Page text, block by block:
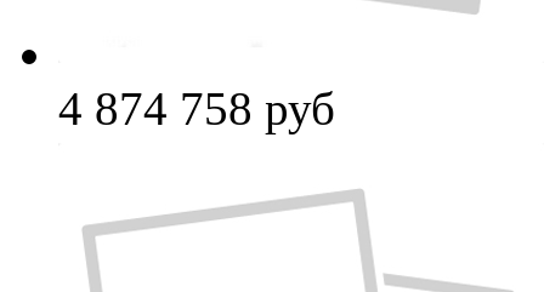
4 874 758 руб